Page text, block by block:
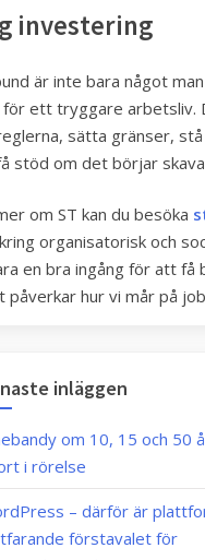
investering
är inte bara något man
ett tryggare arbetsliv.
sätta gränser,
stöd om det börjar
om ST kan du besöka
organisatorisk och
en bra ingång för att få
påverkar hur vi mår på
inläggen
om 10, 15 och 50
i rörelse
– därför är
förstavalet för